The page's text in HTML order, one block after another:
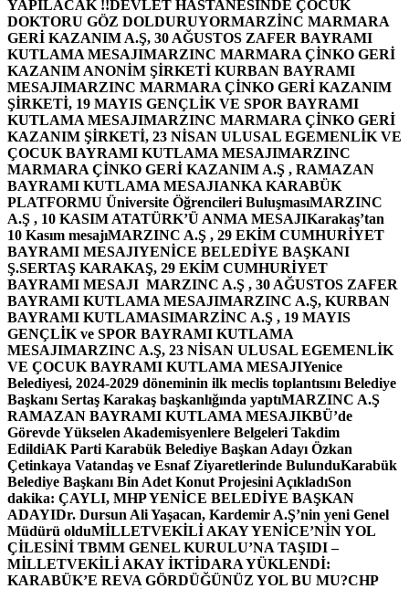
YAPILACAK !!DEVLET HASTANESİNDE ÇOCUK
DOKTORU GÖZ DOLDURUYORMARZİNC MARMARA
GERİ KAZANIM A.Ş, 30 AĞUSTOS ZAFER BAYRAMI
KUTLAMA MESAJIMARZINC MARMARA ÇİNKO GERİ
KAZANIM ANONİM ŞİRKETİ KURBAN BAYRAMI
MESAJIMARZINC MARMARA ÇİNKO GERİ KAZANIM
ŞİRKETİ, 19 MAYIS GENÇLİK VE SPOR BAYRAMI
KUTLAMA MESAJIMARZINC MARMARA ÇİNKO GERİ
KAZANIM ŞİRKETİ, 23 NİSAN ULUSAL EGEMENLİK VE
ÇOCUK BAYRAMI KUTLAMA MESAJIMARZINC
MARMARA ÇİNKO GERİ KAZANIM A.Ş , RAMAZAN
BAYRAMI KUTLAMA MESAJIANKA KARABÜK
PLATFORMU Üniversite Öğrencileri BuluşmasıMARZINC
A.Ş , 10 KASIM ATATÜRK’Ü ANMA MESAJIKarakaş’tan
10 Kasım mesajıMARZINC A.Ş , 29 EKİM CUMHURİYET
BAYRAMI MESAJIYENİCE BELEDİYE BAŞKANI
Ş.SERTAŞ KARAKAŞ, 29 EKİM CUMHURİYET
BAYRAMI MESAJI MARZINC A.Ş , 30 AĞUSTOS ZAFER
BAYRAMI KUTLAMA MESAJIMARZINC A.Ş, KURBAN
BAYRAMI KUTLAMASIMARZİNC A.Ş , 19 MAYIS
GENÇLİK ve SPOR BAYRAMI KUTLAMA
MESAJIMARZINC A.Ş, 23 NİSAN ULUSAL EGEMENLİK
VE ÇOCUK BAYRAMI KUTLAMA MESAJIYenice
Belediyesi, 2024-2029 döneminin ilk meclis toplantısını Belediye
Başkanı Sertaş Karakaş başkanlığında yaptıMARZINC A.Ş
RAMAZAN BAYRAMI KUTLAMA MESAJIKBÜ’de
Görevde Yükselen Akademisyenlere Belgeleri Takdim
EdildiAK Parti Karabük Belediye Başkan Adayı Özkan
Çetinkaya Vatandaş ve Esnaf Ziyaretlerinde BulunduKarabük
Belediye Başkanı Bin Adet Konut Projesini AçıkladıSon
dakika: ÇAYLI, MHP YENİCE BELEDİYE BAŞKAN
ADAYIDr. Dursun Ali Yaşacan, Kardemir A.Ş’nin yeni Genel
Müdürü olduMİLLETVEKİLİ AKAY YENİCE’NİN YOL
ÇİLESİNİ TBMM GENEL KURULU’NA TAŞIDI –
MİLLETVEKİLİ AKAY İKTİDARA YÜKLENDİ:
KARABÜK’E REVA GÖRDÜĞÜNÜZ YOL BU MU?CHP